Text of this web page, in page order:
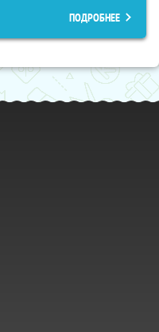
ПОДРОБНЕЕ